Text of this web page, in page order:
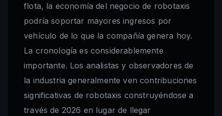
flota, la economía del negocio de robotaxis
podría soportar mayores ingresos por
vehículo de lo que la compañía genera hoy.
La cronología es considerablemente
importante. Los analistas y observadores de
la industria generalmente ven contribuciones
significativas de robotaxis construyéndose a
través de 2026 en lugar de llegar